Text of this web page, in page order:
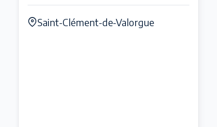
Saint-Clément-de-Valorgue